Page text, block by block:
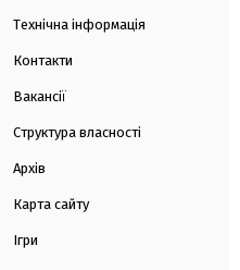
Технічна інформація
Контакти
Вакансії
Структура власності
Архів
Карта сайту
Ігри